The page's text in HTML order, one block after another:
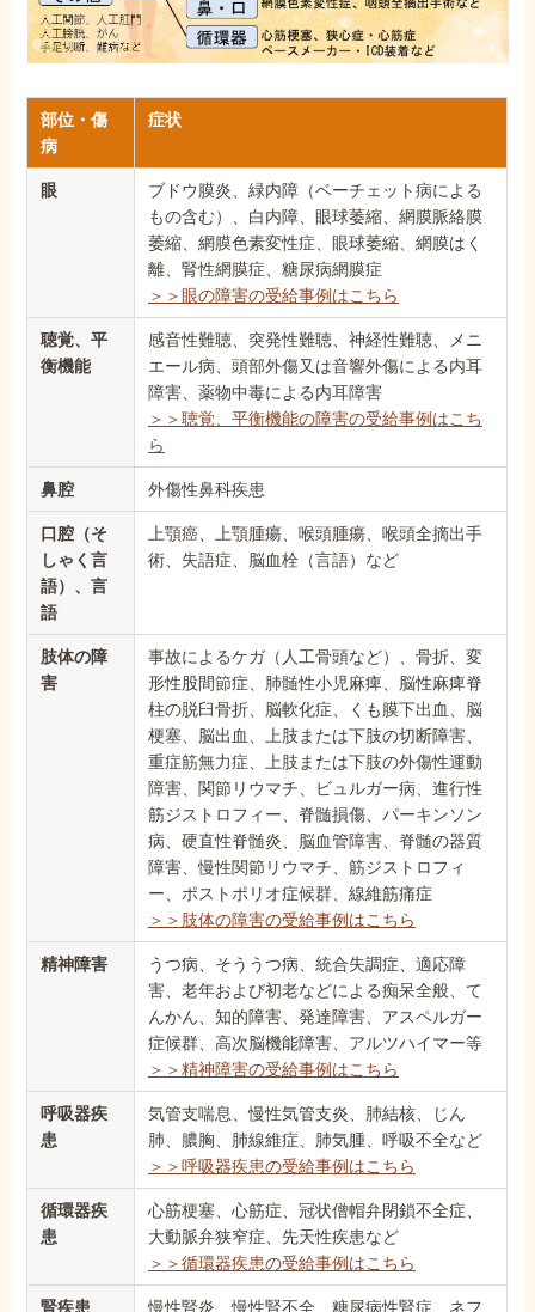
部位・傷
病
症状
眼
ブドウ膜炎、緑内障（ベーチェット病による
もの含む）、白内障、眼球萎縮、網膜脈絡膜
萎縮、網膜色素変性症、眼球萎縮、網膜はく
離、腎性網膜症、糖尿病網膜症
＞＞眼の障害の受給事例はこちら
聴覚、平
衡機能
感音性難聴、突発性難聴、神経性難聴、メニ
エール病、頭部外傷又は音響外傷による内耳
障害、薬物中毒による内耳障害
＞＞聴覚、平衡機能の障害の受給事例はこち
ら
鼻腔 外傷性鼻科疾患
口腔（そ
しゃく言
語）、言
語
上顎癌、上顎腫瘍、喉頭腫瘍、喉頭全摘出手
術、失語症、脳血栓（言語）など
肢体の障
害
事故によるケガ（人工骨頭など）、骨折、変
形性股間節症、肺髄性小児麻痺、脳性麻痺脊
柱の脱臼骨折、脳軟化症、くも膜下出血、脳
梗塞、脳出血、上肢または下肢の切断障害、
重症筋無力症、上肢または下肢の外傷性運動
障害、関節リウマチ、ビュルガー病、進行性
筋ジストロフィー、脊髄損傷、パーキンソン
病、硬直性脊髄炎、脳血管障害、脊髄の器質
障害、慢性関節リウマチ、筋ジストロフィ
ー、ポストポリオ症候群、線維筋痛症
＞＞肢体の障害の受給事例はこちら
精神障害
うつ病、そううつ病、統合失調症、適応障
害、老年および初老などによる痴呆全般、て
んかん、知的障害、発達障害、アスペルガー
症候群、高次脳機能障害、アルツハイマー等
＞＞精神障害の受給事例はこちら
呼吸器疾
患
気管支喘息、慢性気管支炎、肺結核、じん
肺、膿胸、肺線維症、肺気腫、呼吸不全など
＞＞呼吸器疾患の受給事例はこちら
循環器疾
患
心筋梗塞、心筋症、冠状僧帽弁閉鎖不全症、
大動脈弁狭窄症、先天性疾患など
＞＞循環器疾患の受給事例はこちら
腎疾患 慢性腎炎、慢性腎不全、糖尿病性腎症、ネフ